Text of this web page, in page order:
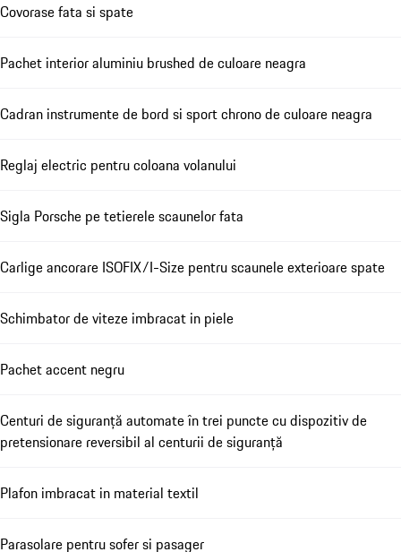
Covorase fata si spate
Pachet interior aluminiu brushed de culoare neagra
Cadran instrumente de bord si sport chrono de culoare neagra
Reglaj electric pentru coloana volanului
Sigla Porsche pe tetierele scaunelor fata
Carlige ancorare ISOFIX/I-Size pentru scaunele exterioare spate
Schimbator de viteze imbracat in piele
Pachet accent negru
Centuri de siguranță automate în trei puncte cu dispozitiv de
pretensionare reversibil al centurii de siguranță
Plafon imbracat in material textil
Parasolare pentru sofer si pasager